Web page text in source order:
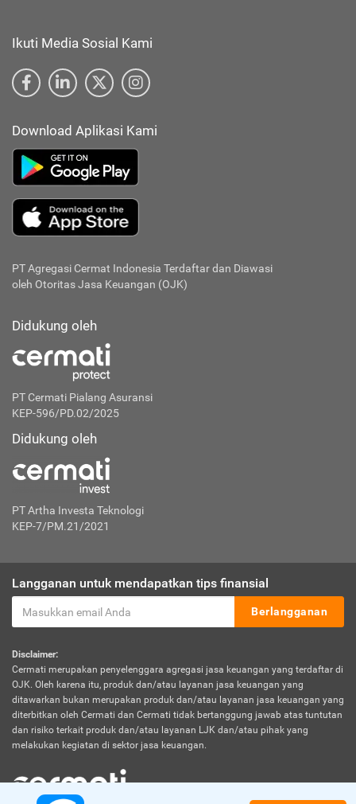
Ikuti Media Sosial Kami
Download Aplikasi Kami
PT Agregasi Cermat Indonesia Terdaftar dan Diawasi
oleh Otoritas Jasa Keuangan (OJK)
Didukung oleh
PT Cermati Pialang Asuransi
KEP-596/PD.02/2025
Didukung oleh
PT Artha Investa Teknologi
KEP-7/PM.21/2021
Langganan untuk mendapatkan tips finansial
Berlangganan
Disclaimer:
Cermati merupakan penyelenggara agregasi jasa keuangan yang terdaftar di
OJK. Oleh karena itu, produk dan/atau layanan jasa keuangan yang
ditawarkan bukan merupakan produk dan/atau layanan jasa keuangan yang
diterbitkan oleh Cermati dan Cermati tidak bertanggung jawab atas tuntutan
dan risiko terkait produk dan/atau layanan LJK dan/atau pihak yang
melakukan kegiatan di sektor jasa keuangan.